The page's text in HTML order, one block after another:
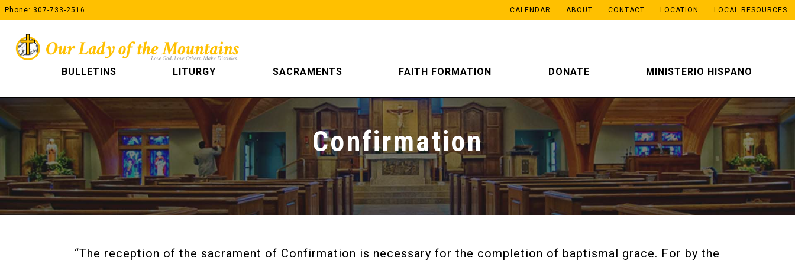
Skip
to
Phone: 307-733-2516 CALENDAR ABOUT CONTACT LOCATION LOCAL RESOURCES
BULLETINS LITURGY SACRAMENTS FAITH FORMATION DONATE MINISTERIO HISPANO
Confirmation
“The reception of the sacrament of Confirmation is necessary for the completion of baptismal grace. For by the